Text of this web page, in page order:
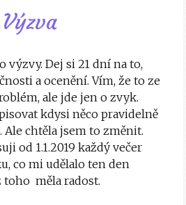
Výzva
výzvy. Dej si 21 dní na to,
a ocenění. Vím, že to ze
ale jde jen o zvyk.
kdysi něco pravidelně
chtěla jsem to změnit.
od 1.1.2019 každý večer
co mi udělalo ten den
toho měla radost.